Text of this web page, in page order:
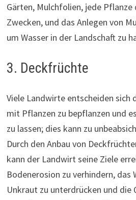
Gärten, Mulchfolien, jede
Zwecken, und das Anlegen von
um Wasser in der Landschaft zu
3. Deckfrüchte
Viele Landwirte entscheiden sich
mit Pflanzen zu bepflanzen und
zu lassen; dies kann zu
Durch den Anbau von
kann der Landwirt seine Ziele
Bodenerosion zu verhindern, das
Unkraut zu unterdrücken und die